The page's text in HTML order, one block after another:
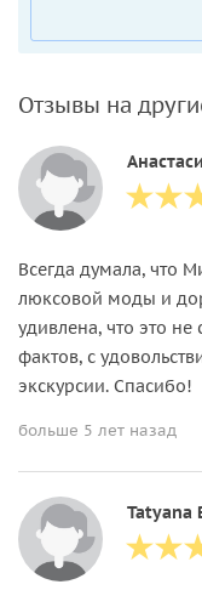
Отзывы на
Всегда думала, что
люксовой моды и
удивлена, что это
фактов, с
экскурсии. Спасибо!
больше 5 лет назад
Tatyana